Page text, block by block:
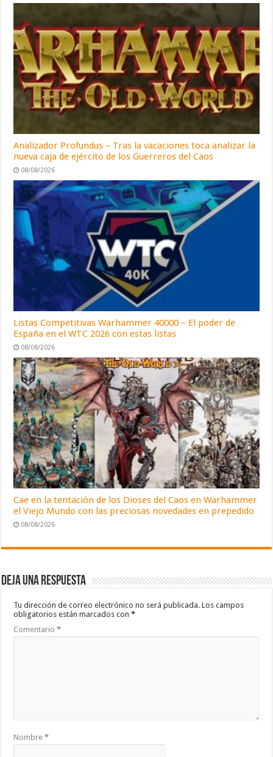
Analizador Profundus – Tras la vacaciones toca analizar la
nueva caja de ejército de los Guerreros del Caos
08/08/2026
Listas Competitivas Warhammer 40000 – El poder de
España en el WTC 2026 con estas listas
08/08/2026
Cae en la tentación de los Dioses del Caos en Warhammer
el Viejo Mundo con las preciosas novedades en prepedido
08/08/2026
Deja una respuesta
Tu dirección de correo electrónico no será publicada. Los campos
obligatorios están marcados con*
Comentario*
Nombre*